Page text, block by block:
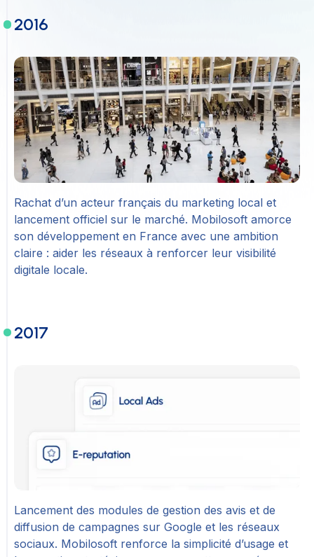
2016
Rachat d’un acteur français du marketing local et
lancement officiel sur le marché. Mobilosoft amorce
son développement en France avec une ambition
claire : aider les réseaux à renforcer leur visibilité
digitale locale.
2017
Lancement des modules de gestion des avis et de
diffusion de campagnes sur Google et les réseaux
sociaux. Mobilosoft renforce la simplicité d’usage et